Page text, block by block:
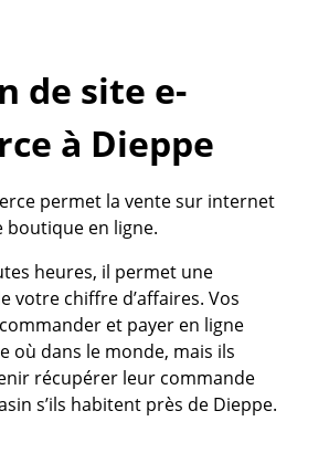
de site e-
à Dieppe
permet la vente sur internet
boutique en ligne.
heures, il permet une
votre chiffre d’affaires. Vos
et payer en ligne
où dans le monde, mais ils
récupérer leur commande
s’ils habitent près de Dieppe.